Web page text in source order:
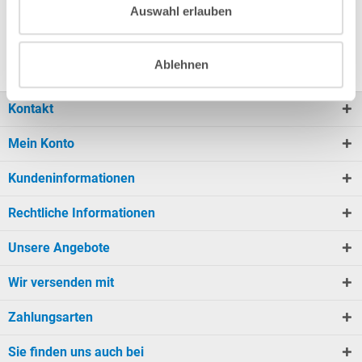
Auswahl erlauben
Ablehnen
nicht mehr wegzudenken. Ganz gleich ob zur
Kontakt
Mein Konto
Kundeninformationen
Rechtliche Informationen
Unsere Angebote
Wir versenden mit
Zahlungsarten
Sie finden uns auch bei